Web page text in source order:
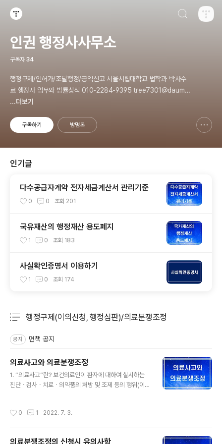
인권 행정사사무소
구독자 34
행정구제/인허가/조달행정/공익신고 서울시립대학교 법학과 박사수
료 행정사 업무와 법률상식 010-2284-9395 tree7301@daum.n
et
...더보기
구독하기 방명록
인기글
다수공급자계약 전자세금계산서 관리기준
0 0 조회 201
국유재산의 행정재산 용도폐지
1 0 조회 183
사실확인증명서 이용하기
1 0 조회 174
행정구제(이의신청, 행정심판)/의료분쟁조정
공지 면책 공지
의료사고와 의료분쟁조정
1. “의료사고”란? 보건의료인이 환자에 대하여 실시하는
진단ㆍ검사ㆍ치료ㆍ의약품의 처방 및 조제 등의 행위(이하
의료인”이란 「의료법」에 따른 의료인ㆍ간호조무사, 「의료
0 1 2022. 7. 3.
의료분쟁조정의 신청시 유의사항